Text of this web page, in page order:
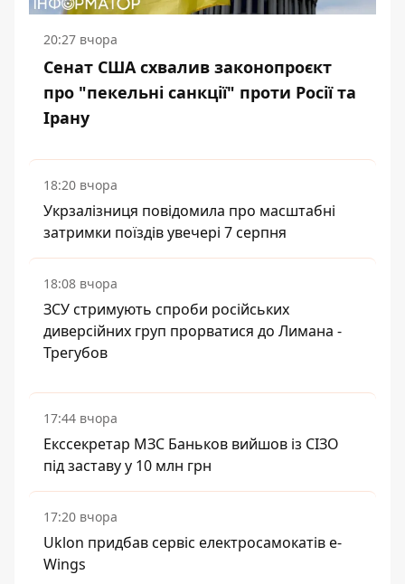
20:27 вчора
Сенат США схвалив законопроєкт
про "пекельні санкції" проти Росії та
Ірану
18:20 вчора
Укрзалізниця повідомила про масштабні
затримки поїздів увечері 7 серпня
18:08 вчора
ЗСУ стримують спроби російських
диверсійних груп прорватися до Лимана -
Трегубов
17:44 вчора
Екссекретар МЗС Баньков вийшов із СІЗО
під заставу у 10 млн грн
17:20 вчора
Uklon придбав сервіс електросамокатів e-
Wings